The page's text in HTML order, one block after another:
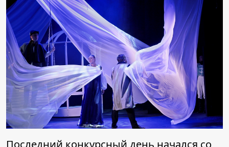
Последний конкурсный день начался со